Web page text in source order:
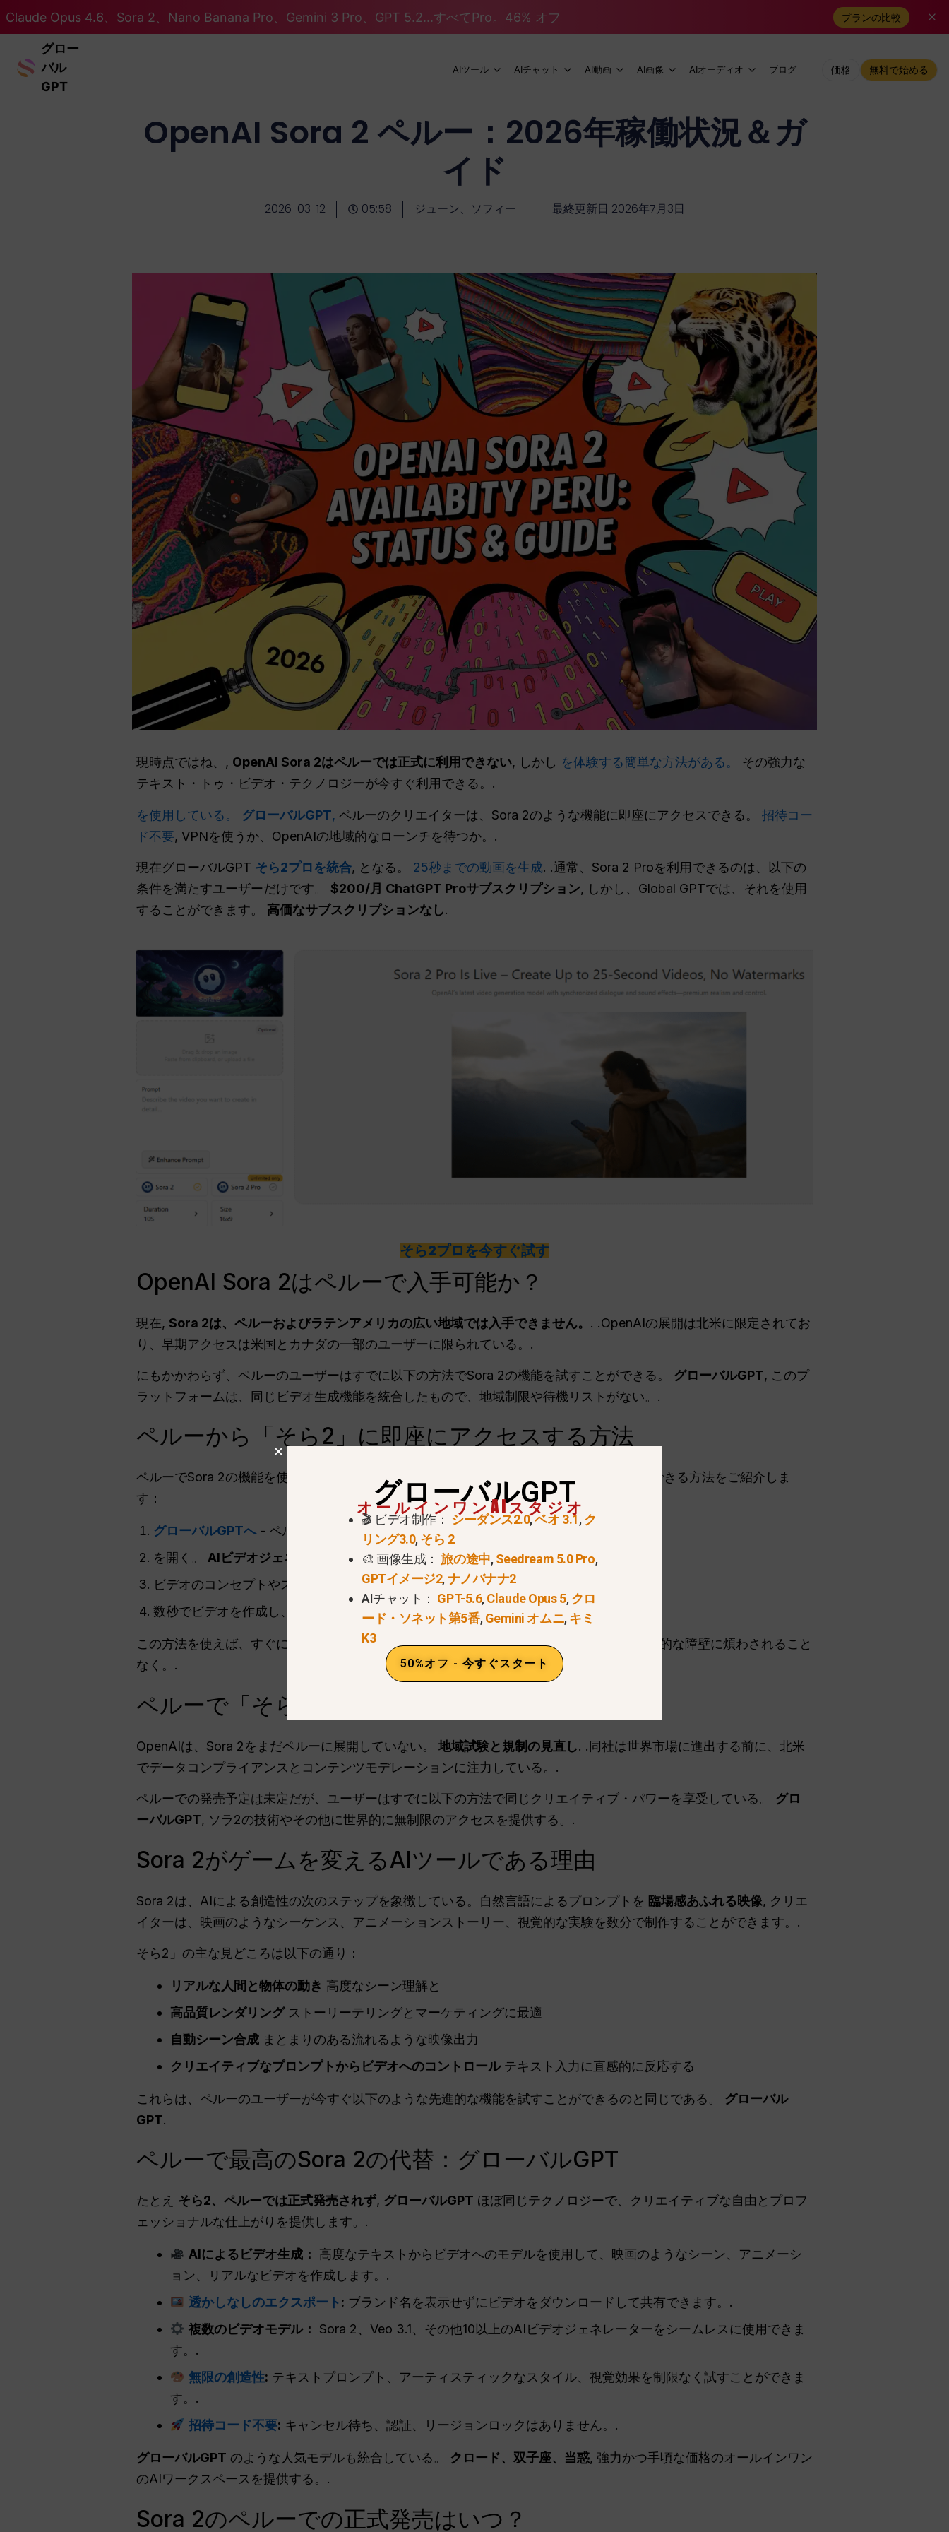
Claude Opus 4.6、Sora 2、Nano Banana Pro、Gemini 3 Pro、GPT 5.2...すべてPro。46% オフ プランの比較
グロー
バル
GPT
AIツール AIチャット AI動画 AI画像 AIオーディオ ブログ 価格 無料で始める
OpenAI Sora 2 ペルー：2026年稼働状況＆ガ
イド
2026-03-12 05:58 ジューン、ソフィー 最終更新日 2026年7月3日
現時点ではね、, OpenAI Sora 2はペルーでは正式に利用できない, しかし を体験する簡単な方法がある。
その強力な
テキスト・トゥ・ビデオ・テクノロジーが今すぐ利用できる。.
を使用している。 グローバルGPT, ペルーのクリエイターは、Sora 2のような機能に即座にアクセスできる。 招待コー
ド不要, VPNを使うか、OpenAIの地域的なローンチを待つか。.
現在グローバルGPT そら2プロを統合, となる。 25秒までの動画を生成. .通常、Sora 2 Proを利用できるのは、以下の
条件を満たすユーザーだけです。 $200/月 ChatGPT Proサブスクリプション, しかし、Global GPTでは、それを使用
することができます。 高価なサブスクリプションなし.
そら2プロを今すぐ試す
OpenAI Sora 2はペルーで入手可能か？
現在, Sora 2は、ペルーおよびラテンアメリカの広い地域では入手できません。 . .OpenAIの展開は北米に限定されてお
り、早期アクセスは米国とカナダの一部のユーザーに限られている。.
にもかかわらず、ペルーのユーザーはすでに以下の方法でSora 2の機能を試すことができる。 グローバルGPT, このプ
ラットフォームは、同じビデオ生成機能を統合したもので、地域制限や待機リストがない。.
ペルーから「そら2」に即座にアクセスする方法
ペルーでSora 2の機能を使い始めるには、OpenAIの正式な拡張を待つ必要はない。今すぐできる方法をご紹介しま
す：
グローバルGPTへ- ペルーのどこからでも、地域ブロックなしでアクセスできる。.
を開く。 AIビデオジェネレーター セクションを参照されたい。.
ビデオのコンセプトやストーリーのプロンプトを入力してください。.
数秒でビデオを作成し、ダウンロードする - ウォーターマークなし、無制限。.
この方法を使えば、すぐに以下の情報にアクセスできる。そら2段ツール認証コードや地理的な障壁に煩わされること
なく。.
ペルーで「そら2」が発売されない理由
OpenAIは、Sora 2をまだペルーに展開していない。 地域試験と規制の見直し. .同社は世界市場に進出する前に、北米
でデータコンプライアンスとコンテンツモデレーションに注力している。.
ペルーでの発売予定は未定だが、ユーザーはすでに以下の方法で同じクリエイティブ・パワーを享受している。 グロ
ーバルGPT, ソラ2の技術やその他に世界的に無制限のアクセスを提供する。.
Sora 2がゲームを変えるAIツールである理由
Sora 2は、AIによる創造性の次のステップを象徴している。自然言語によるプロンプトを 臨場感あふれる映像, クリエ
イターは、映画のようなシーケンス、アニメーションストーリー、視覚的な実験を数分で制作することができます。.
そら2」の主な見どころは以下の通り：
リアルな人間と物体の動き 高度なシーン理解と
高品質レンダリングストーリーテリングとマーケティングに最適
自動シーン合成 まとまりのある流れるような映像出力
クリエイティブなプロンプトからビデオへのコントロールテキスト入力に直感的に反応する
これらは、ペルーのユーザーが今すぐ以下のような先進的な機能を試すことができるのと同じである。 グローバル
GPT.
ペルーで最高のSora 2の代替：グローバルGPT
たとえ そら2、ペルーでは正式発売されず, グローバルGPT ほぼ同じテクノロジーで、クリエイティブな自由とプロフ
ェッショナルな仕上がりを提供します。.
AIによるビデオ生成：
高度なテキストからビデオへのモデルを使用して、映画のようなシーン、アニメーシ
ョン、リアルなビデオを作成します。.
透かしなしのエクスポート : ブランド名を表示せずにビデオをダウンロードして共有できます。.
複数のビデオモデル：
Sora 2、Veo 3.1、その他10以上のAIビデオジェネレーターをシームレスに使用できま
す。.
無限の創造性: テキストプロンプト、アーティスティックなスタイル、視覚効果を制限なく試すことができま
す。.
招待コード不要: キャンセル待ち、認証、リージョンロックはありません。.
グローバルGPT のような人気モデルも統合している。 クロード、双子座、当惑, 強力かつ手頃な価格のオールインワン
のAIワークスペースを提供する。.
Sora 2のペルーでの正式発売はいつ？
グローバルGPT
オールインワンAIスタジオ
🎬 ビデオ制作： シーダンス2.0,ベオ 3.1,ク
リング3.0,そら 2
🎨 画像生成：旅の途中,Seedream 5.0 Pro,
GPTイメージ2,ナノバナナ2
AIチャット： GPT-5.6,Claude Opus 5,クロ
ード・ソネット第5番,Gemini オムニ,キミ
K3
50%オフ - 今すぐスタート